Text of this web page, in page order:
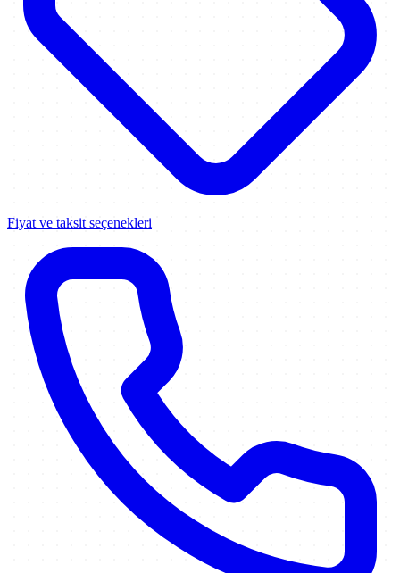
Fiyat ve taksit seçenekleri